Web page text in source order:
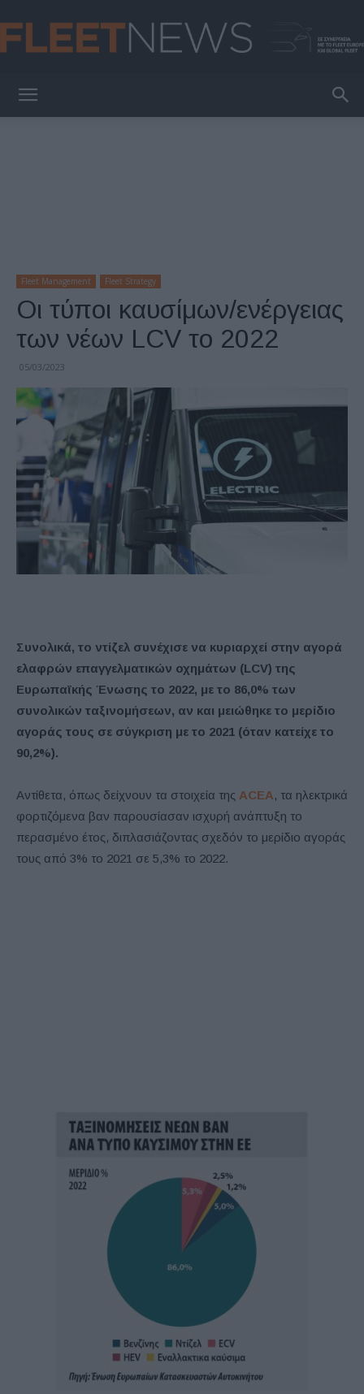
Fleet Management Fleet Strategy
Οι τύποι καυσίμων/ενέργειας
των νέων LCV το 2022
05/03/2023
Συνολικά, το ντίζελ συνέχισε να κυριαρχεί στην αγορά
ελαφρών επαγγελματικών οχημάτων (LCV) της
Ευρωπαϊκής Ένωσης το 2022, με το 86,0% των
συνολικών ταξινομήσεων, αν και μειώθηκε το μερίδιο
αγοράς τους σε σύγκριση με το 2021 (όταν κατείχε το
90,2%).
Αντίθετα, όπως δείχνουν τα στοιχεία της ACEA, τα ηλεκτρικά
φορτιζόμενα βαν παρουσίασαν ισχυρή ανάπτυξη το
περασμένο έτος, διπλασιάζοντας σχεδόν το μερίδιο αγοράς
τους από 3% το 2021 σε 5,3% το 2022.